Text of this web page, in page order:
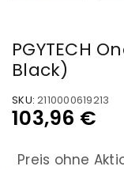
PGYTECH
Black)
SKU: 2110000619213
103,96 €
Preis ohne